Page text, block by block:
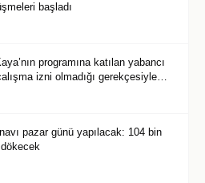
başladı
programına katılan yabancı
izni olmadığı gerekçesiyle
pazar günü yapılacak: 104 bin